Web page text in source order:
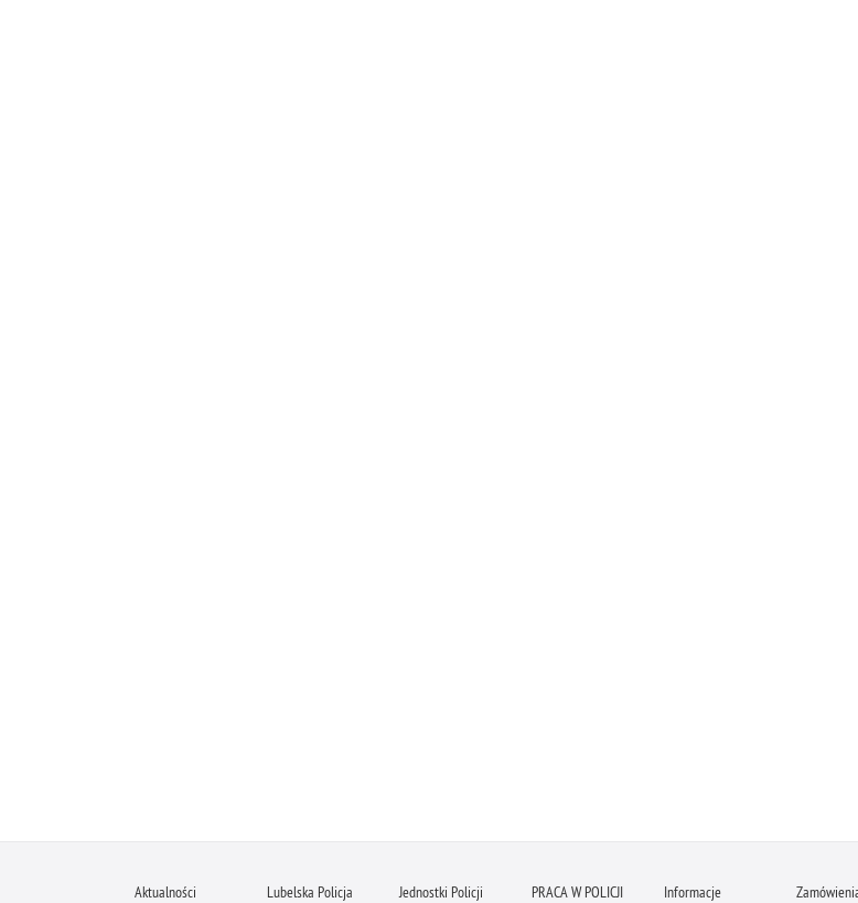
Aktualności Lubelska Policja Jednostki Policji PRACA W POLICJI Informacje